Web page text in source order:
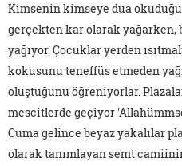
Kimsenin kimseye dua
gerçekten kar olarak yağarken,
yağıyor. Çocuklar yerden
kokusunu teneffüs etmeden
oluştuğunu öğreniyorlar.
mescitlerde geçiyor
Cuma gelince beyaz yakalılar
olarak tanımlayan semt